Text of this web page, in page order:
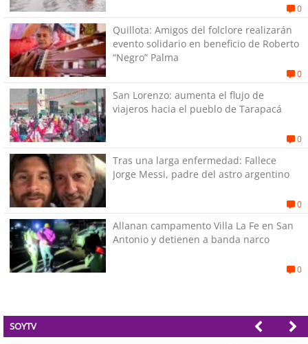
0
Quillota: Amigos del folclore realizarán
evento solidario en beneficio de Roberto
“Negro” Palma
0
San Lorenzo: aumenta el flujo de
viajeros hacia el pueblo de Tarapacá
0
Tras una larga enfermedad: Fallece
Jorge Messi, padre del astro argentino
0
Allanan campamento Villa La Fe en San
Antonio y detienen a banda narco
0
SOYTV